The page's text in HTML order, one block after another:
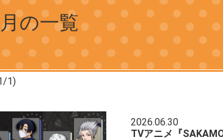
の一覧
1)
2026.06.30
TVアニメ『